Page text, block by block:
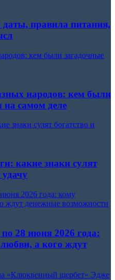
даты, правила питания,
кем были загадочные
народов: кем были
на самом деле
знаки сулят богатство и
какие знаки сулят
2026 года: кому
ждут денежные возможности
28 июня 2026 года:
а кого ждут
«Клюквенный щербет» Эдже